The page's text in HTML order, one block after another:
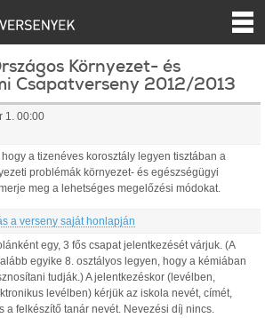
Környezet- és
Csapatverseny 2012/2013
1. 00:00
a tizenéves korosztály legyen tisztában a
problémák környezet- és egészségügyi
meg a lehetséges megelőzési módokat.
a verseny saját honlapján
egy, 3 fős csapat jelentkezését várjuk. (A
egyike 8. osztályos legyen, hogy a kémiában
tudják.) A jelentkezéskor (levélben,
levélben) kérjük az iskola nevét, címét,
a felkészítő tanár nevét. Nevezési díj nincs.